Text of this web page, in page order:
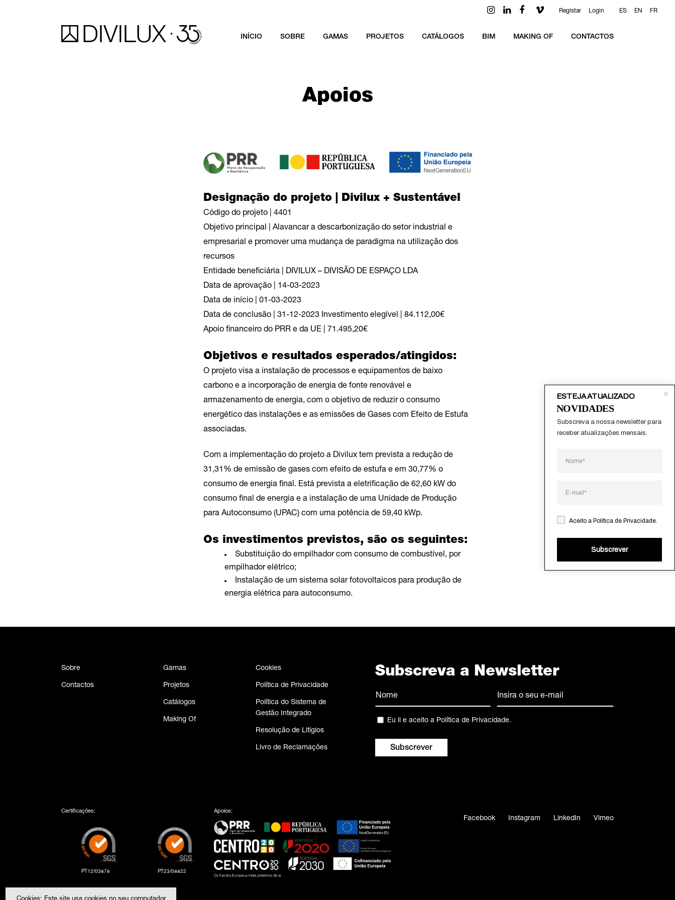
Registar Login ES EN FR
INÍCIO SOBRE GAMAS PROJETOS CATÁLOGOS BIM MAKING OF CONTACTOS
Apoios
Designação do projeto | Divilux + Sustentável
Código do projeto | 4401
Objetivo principal | Alavancar a descarbonização do setor industrial e
empresarial e promover uma mudança de paradigma na utilização dos
recursos
Entidade beneficiária | DIVILUX – DIVISÃO DE ESPAÇO LDA
Data de aprovação | 14-03-2023
Data de início | 01-03-2023
Data de conclusão | 31-12-2023 Investimento elegível | 84.112,00€
Apoio financeiro do PRR e da UE | 71.495,20€
Objetivos e resultados esperados/atingidos:
O projeto visa a instalação de processos e equipamentos de baixo
carbono e a incorporação de energia de fonte renovável e
armazenamento de energia, com o objetivo de reduzir o consumo
energético das instalações e as emissões de Gases com Efeito de Estufa
associadas.
Com a implementação do projeto a Divilux tem prevista a redução de
31,31% de emissão de gases com efeito de estufa e em 30,77% o
consumo de energia final. Está prevista a eletrificação de 62,60 kW do
consumo final de energia e a instalação de uma Unidade de Produção
para Autoconsumo (UPAC) com uma potência de 59,40 kWp.
Os investimentos previstos, são os seguintes:
Substituição do empilhador com consumo de combustível, por
empilhador elétrico;
Instalação de um sistema solar fotovoltaicos para produção de
energia elétrica para autoconsumo.
Sobre
Contactos
Gamas
Projetos
Catálogos
Making Of
Cookies
Política de Privacidade
Política do Sistema de
Gestão Integrado
Resolução de Litígios
Livro de Reclamações
Subscreva a Newsletter
Nome Email
Privacidade
Eu li e aceito a Política de Privacidade.
Certificações:
PT12/03878 PT23/08822
Apoios:
Facebook Instagram LinkedIn Vimeo
Aceito a Política de Privacidade
Subscrever
ESTEJA ATUALIZADO
Subscreva a nossa newsletter para
receber atualizações mensais.
NOVIDADES